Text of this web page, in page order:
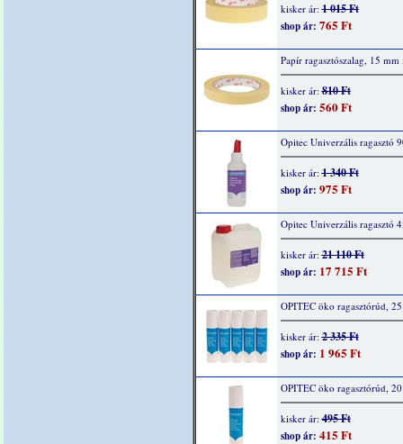
kisker ár:1 015 Ft
shop ár: 765 Ft
Papír ragasztószalag, 15
kisker ár:810 Ft
shop ár: 560 Ft
Opitec Univerzális ragasztó
kisker ár:1 340 Ft
shop ár: 975 Ft
Opitec Univerzális ragasztó
kisker ár:21 110 Ft
shop ár: 17 715 Ft
OPITEC öko ragasztórúd,
kisker ár:2 335 Ft
shop ár: 1 965 Ft
OPITEC öko ragasztórúd,
kisker ár:495 Ft
shop ár: 415 Ft